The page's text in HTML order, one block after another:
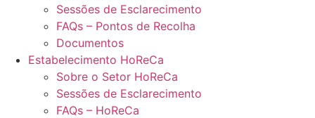
Sessões de Esclarecimento
FAQs – Pontos de Recolha
Documentos
Estabelecimento HoReCa
Sobre o Setor HoReCa
Sessões de Esclarecimento
FAQs – HoReCa